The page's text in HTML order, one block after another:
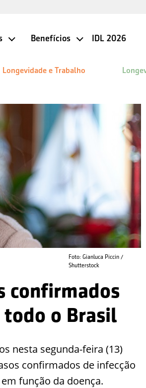
Benefícios IDL 2026
Longevidade e Trabalho
Foto: Gianluca Piccin /
Shutterstock
confirmados
todo o Brasil
nesta segunda-feira (13)
confirmados de infecção
função da doença.